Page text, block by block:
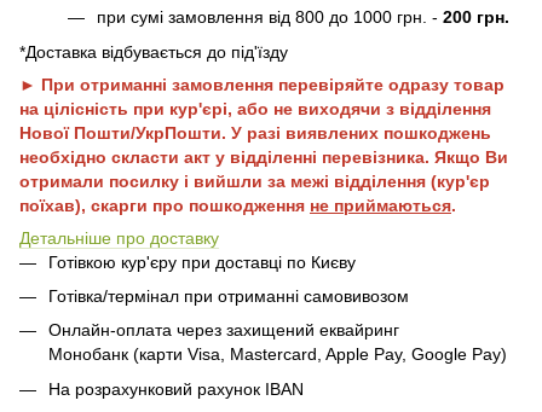
при сумі замовлення від 800 до 1000 грн. - 200 грн.
*Доставка відбувається до під'їзду
► При отриманні замовлення перевіряйте одразу товар
на цілісність при кур'єрі, або не виходячи з відділення
Нової Пошти/УкрПошти. У разі виявлених пошкоджень
необхідно скласти акт у відділенні перевізника. Якщо Ви
отримали посилку і вийшли за межі відділення (кур'єр
поїхав), скарги про пошкодження не приймаються.
Детальніше про доставку
Готівкою кур'єру при доставці по Києву
Готівка/термінал при отриманні самовивозом
Онлайн-оплата через захищений еквайринг
Монобанк (карти Visa, Mastercard, Apple Pay, Google Pay)
На розрахунковий рахунок IBAN